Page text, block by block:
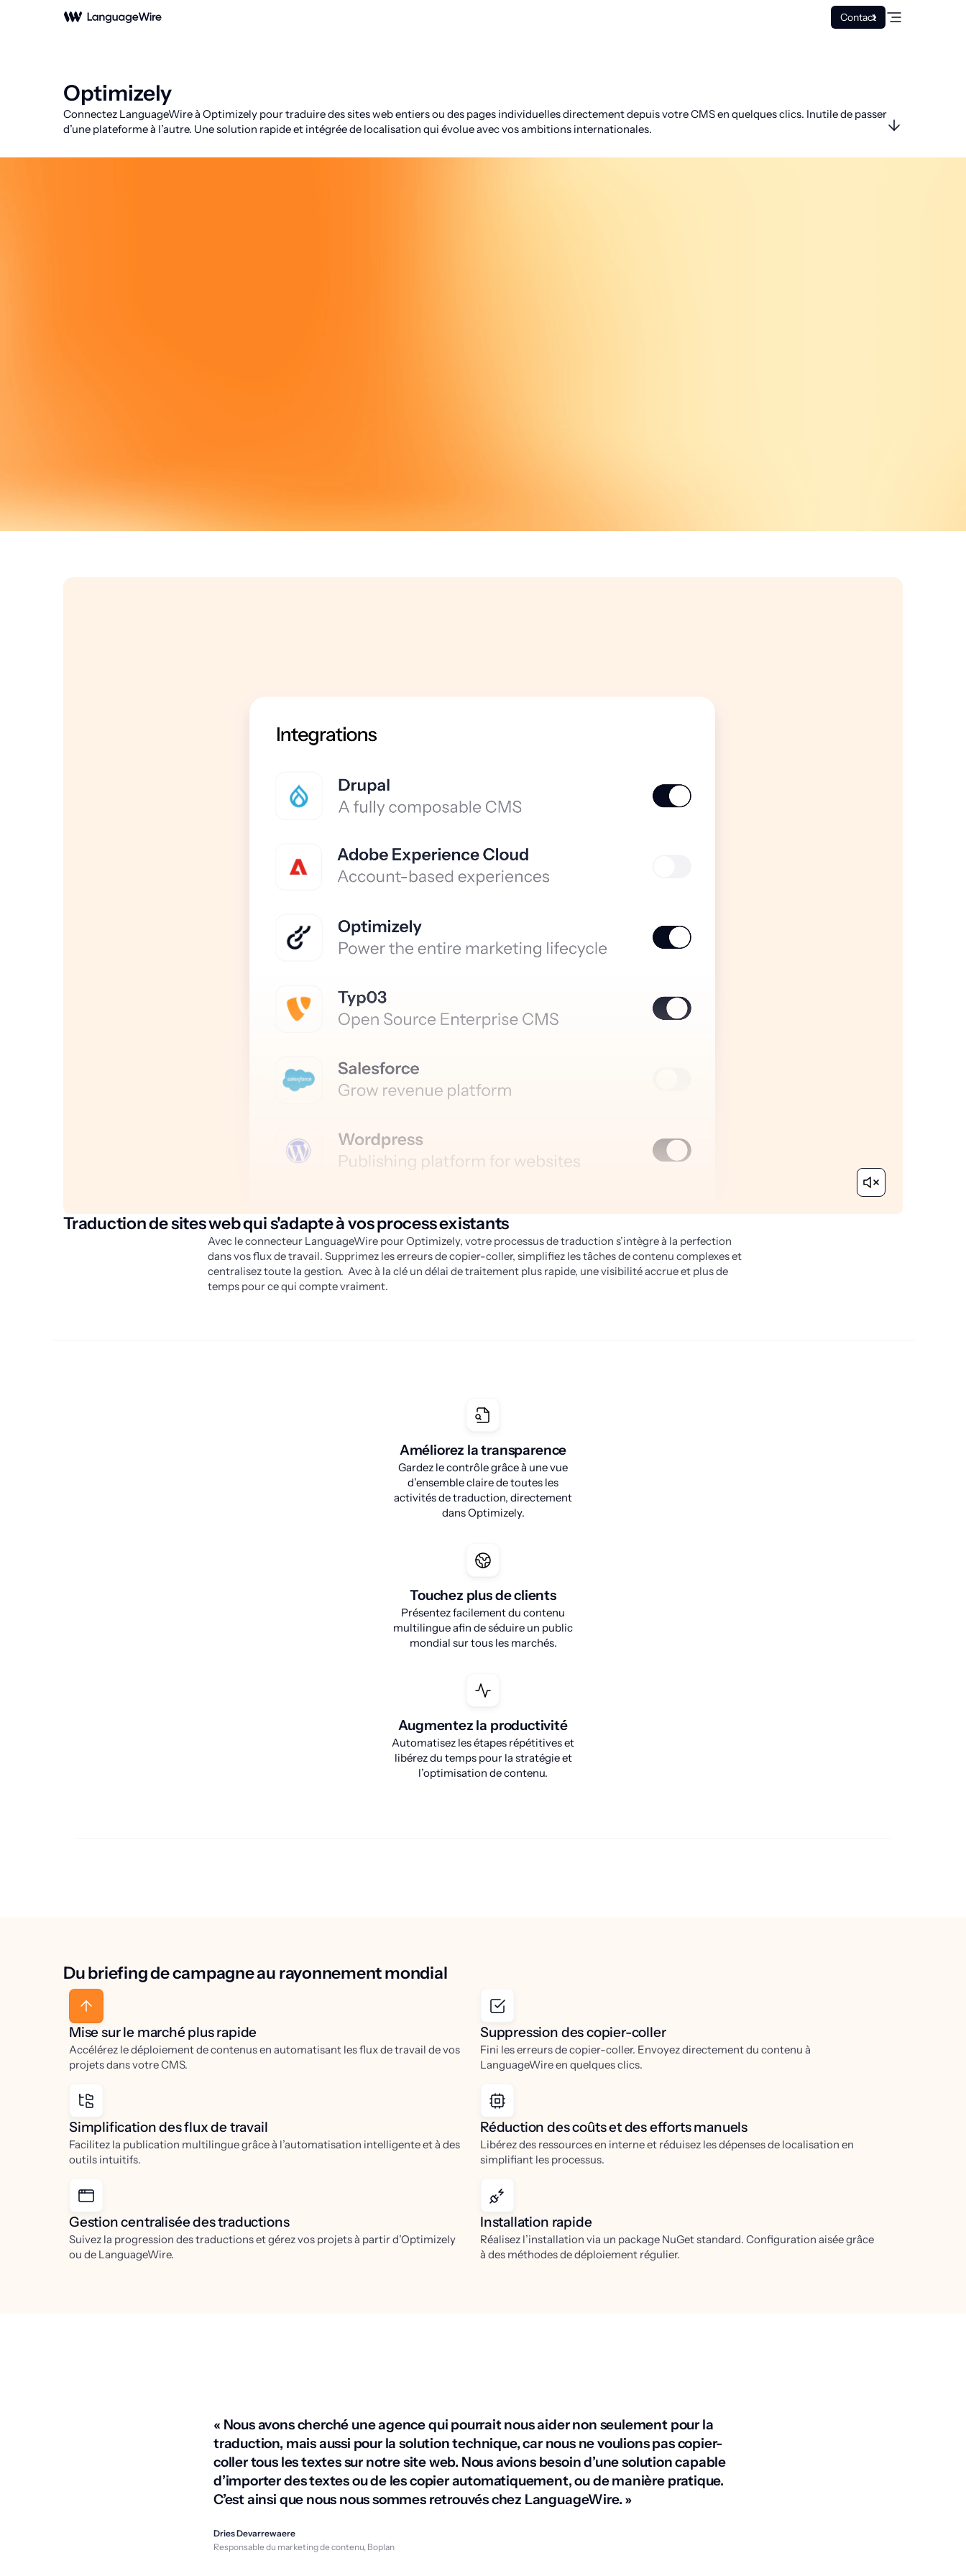
Contact
Optimizely
Connectez LanguageWire à Optimizely pour traduire des sites web entiers ou des pages individuelles directement depuis votre CMS en quelques clics. Inutile de passer
d’une plateforme à l’autre. Une solution rapide et intégrée de localisation qui évolue avec vos ambitions internationales.
Traduction de sites web qui s'adapte à vos process existants
Avec le connecteur LanguageWire pour Optimizely, votre processus de traduction s’intègre à la perfection
dans vos flux de travail. Supprimez les erreurs de copier-coller, simplifiez les tâches de contenu complexes et
centralisez toute la gestion.  Avec à la clé un délai de traitement plus rapide, une visibilité accrue et plus de
temps pour ce qui compte vraiment.
Améliorez la transparence
Gardez le contrôle grâce à une vue
d’ensemble claire de toutes les
activités de traduction, directement
dans Optimizely.
Touchez plus de clients
Présentez facilement du contenu
multilingue afin de séduire un public
mondial sur tous les marchés.
Augmentez la productivité
Automatisez les étapes répétitives et
libérez du temps pour la stratégie et
l’optimisation de contenu.
Du briefing de campagne au rayonnement mondial
Mise sur le marché plus rapide
Accélérez le déploiement de contenus en automatisant les flux de travail de vos
projets dans votre CMS.
Suppression des copier-coller
Fini les erreurs de copier-coller. Envoyez directement du contenu à
LanguageWire en quelques clics.
Simplification des flux de travail
Facilitez la publication multilingue grâce à l’automatisation intelligente et à des
outils intuitifs.
Réduction des coûts et des efforts manuels
Libérez des ressources en interne et réduisez les dépenses de localisation en
simplifiant les processus.
Gestion centralisée des traductions
Suivez la progression des traductions et gérez vos projets à partir d’Optimizely
ou de LanguageWire.
Installation rapide
Réalisez l’installation via un package NuGet standard. Configuration aisée grâce
à des méthodes de déploiement régulier.
« Nous avons cherché une agence qui pourrait nous aider non seulement pour la
traduction, mais aussi pour la solution technique, car nous ne voulions pas copier-
coller tous les textes sur notre site web. Nous avions besoin d’une solution capable
d’importer des textes ou de les copier automatiquement, ou de manière pratique.
C’est ainsi que nous nous sommes retrouvés chez LanguageWire. »
Dries Devarrewaere
Responsable du marketing de contenu, Boplan